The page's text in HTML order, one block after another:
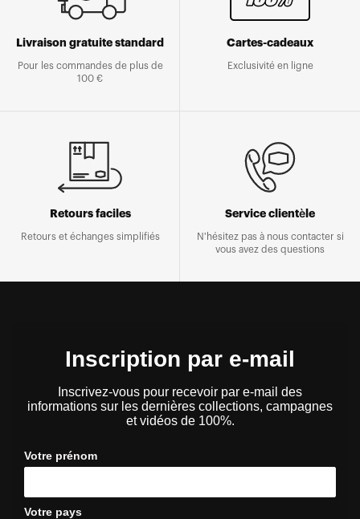
Livraison gratuite standard
Pour les commandes de plus de
100 €
Cartes-cadeaux
Exclusivité en ligne
Retours faciles
Retours et échanges simplifiés
Service clientèle
N'hésitez pas à nous contacter si
vous avez des questions
Inscription par e-mail
Inscrivez-vous pour recevoir par e-mail des
informations sur les dernières collections, campagnes
et vidéos de 100%.
Votre prénom
Votre pays